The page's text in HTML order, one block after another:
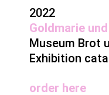
2022
Goldmarie
Museum Brot
Exhibition
order here